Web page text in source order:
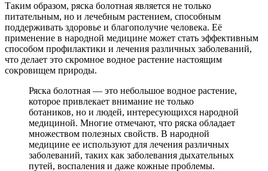
Таким образом, ряска болотная является не только
питательным, но и лечебным растением, способным
поддерживать здоровье и благополучие человека. Её
применение в народной медицине может стать эффективным
способом профилактики и лечения различных заболеваний,
что делает это скромное водное растение настоящим
сокровищем природы.
Ряска болотная — это небольшое водное растение,
которое привлекает внимание не только
ботаников, но и людей, интересующихся народной
медициной. Многие отмечают, что ряска обладает
множеством полезных свойств. В народной
медицине ее используют для лечения различных
заболеваний, таких как заболевания дыхательных
путей, воспаления и даже кожные проблемы.